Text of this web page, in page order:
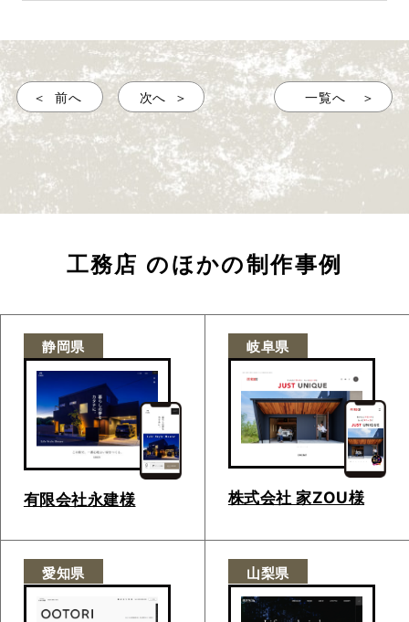
一覧へ
前へ 次へ
工務店 のほかの制作事例
静岡県
有限会社永建様
岐阜県
株式会社 家ZOU様
愛知県 山梨県